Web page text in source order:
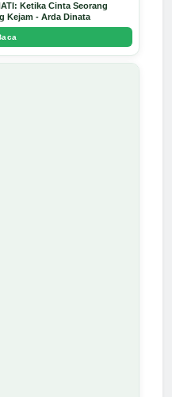
Ketika Cinta Seorang
Kejam - Arda Dinata